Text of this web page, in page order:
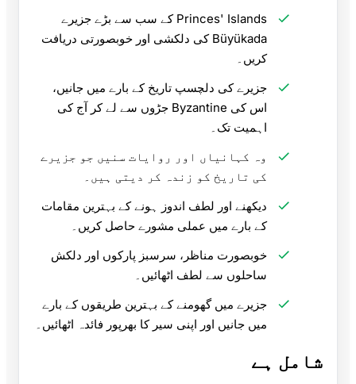
Princes' Islands کے سب سے بڑے جزیرے
Büyükada کی دلکشی اور خوبصورتی دریافت
کریں۔
جزیرے کی دلچسپ تاریخ کے بارے میں جانیں،
اس کی Byzantine جڑوں سے لے کر آج کی
اہمیت تک۔
وہ کہانیاں اور روایات سنیں جو جزیرے
کی تاریخ کو زندہ کر دیتی ہیں۔
دیکھنے اور لطف اندوز ہونے کے بہترین مقامات
کے بارے میں عملی مشورے حاصل کریں۔
خوبصورت مناظر، سرسبز پارکوں اور دلکش
ساحلوں سے لطف اٹھائیں۔
جزیرے میں گھومنے کے بہترین طریقوں کے بارے
میں جانیں اور اپنی سیر کا بھرپور فائدہ اٹھائیں۔
شامل ہے